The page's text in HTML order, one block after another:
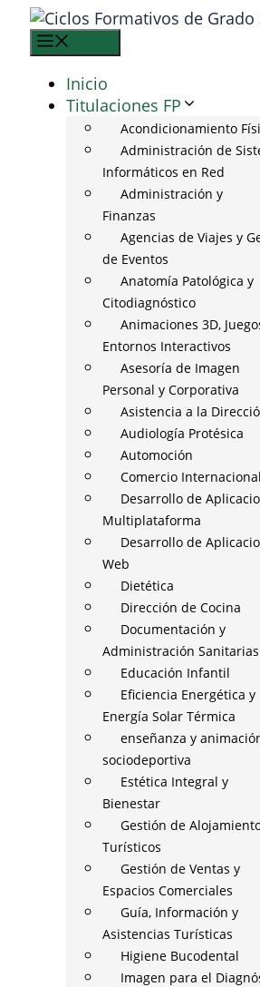
Saltar
contenido
Inicio
Titulaciones FP
Acondicionamiento
Administración de
Informáticos en Red
Administración y
Finanzas
Agencias de Viajes y
de Eventos
Anatomía Patológica y
Citodiagnóstico
Animaciones 3D,
Entornos Interactivos
Asesoría de Imagen
Personal y Corporativa
Asistencia a la
Audiología Protésica
Automoción
Comercio Internacional
Desarrollo de
Multiplataforma
Desarrollo de
Web
Dietética
Dirección de Cocina
Documentación y
Administración Sanitarias
Educación Infantil
Eficiencia Energética y
Energía Solar Térmica
enseñanza y
sociodeportiva
Estética Integral y
Bienestar
Gestión de
Turísticos
Gestión de Ventas y
Espacios Comerciales
Guía, Información y
Asistencias Turísticas
Higiene Bucodental
Imagen para el